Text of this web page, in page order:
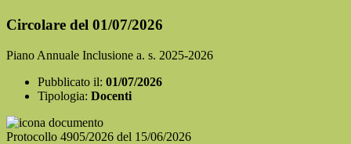
Circolare del 01/07/2026
Piano Annuale Inclusione a. s. 2025-2026
Pubblicato il: 01/07/2026
Tipologia: Docenti
Protocollo 4905/2026 del 15/06/2026